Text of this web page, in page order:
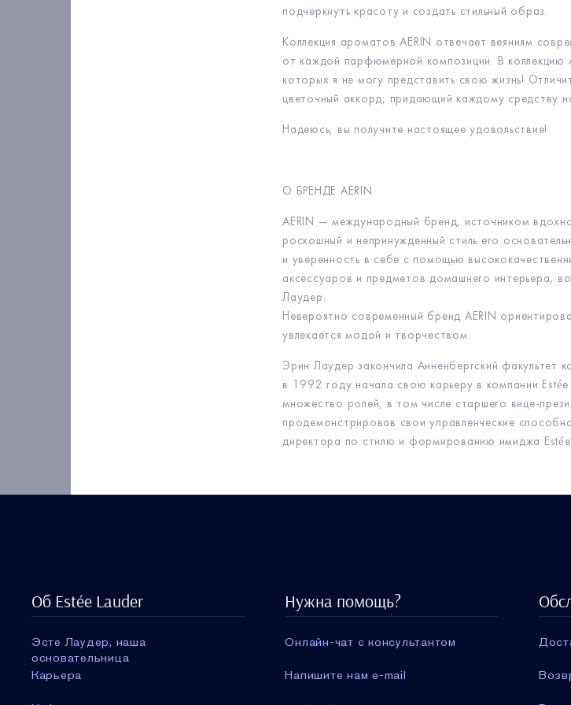
подчеркнуть красоту и создать стильный образ.
Коллекция ароматов AERIN отвечает веяниям
от каждой парфюмерной композиции. В коллекцию
которых я не могу представить свою жизнь!
цветочный аккорд, придающий каждому средству
Надеюсь, вы получите настоящее удовольствие!
О БРЕНДЕ AERIN
AERIN — международный бренд, источником
роскошный и непринужденный стиль его
и уверенность в себе с помощью
аксессуаров и предметов домашнего интерьера,
Лаудер.
Невероятно современный бренд AERIN
увлекается модой и творчеством.
Эрин Лаудер закончила Анненбергский факультет
в 1992 году начала свою карьеру в компании
множество ролей, в том числе старшего вице-
продемонстрировав свои управленческие
директора по стилю и формированию имиджа Estée
Об Estée Lauder
Эсте Лаудер, наша
основательница
Карьера
Нужна помощь?
Онлайн-чат с консультантом
Напишите нам e-mail